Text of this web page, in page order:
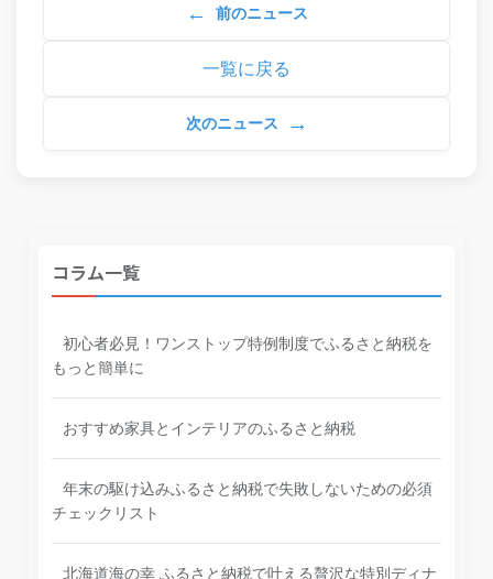
← 前のニュース
一覧に戻る
次のニュース →
コラム一覧
初心者必見！ワンストップ特例制度でふるさと納税を
もっと簡単に
おすすめ家具とインテリアのふるさと納税
年末の駆け込みふるさと納税で失敗しないための必須
チェックリスト
北海道海の幸 ふるさと納税で叶える贅沢な特別ディナ